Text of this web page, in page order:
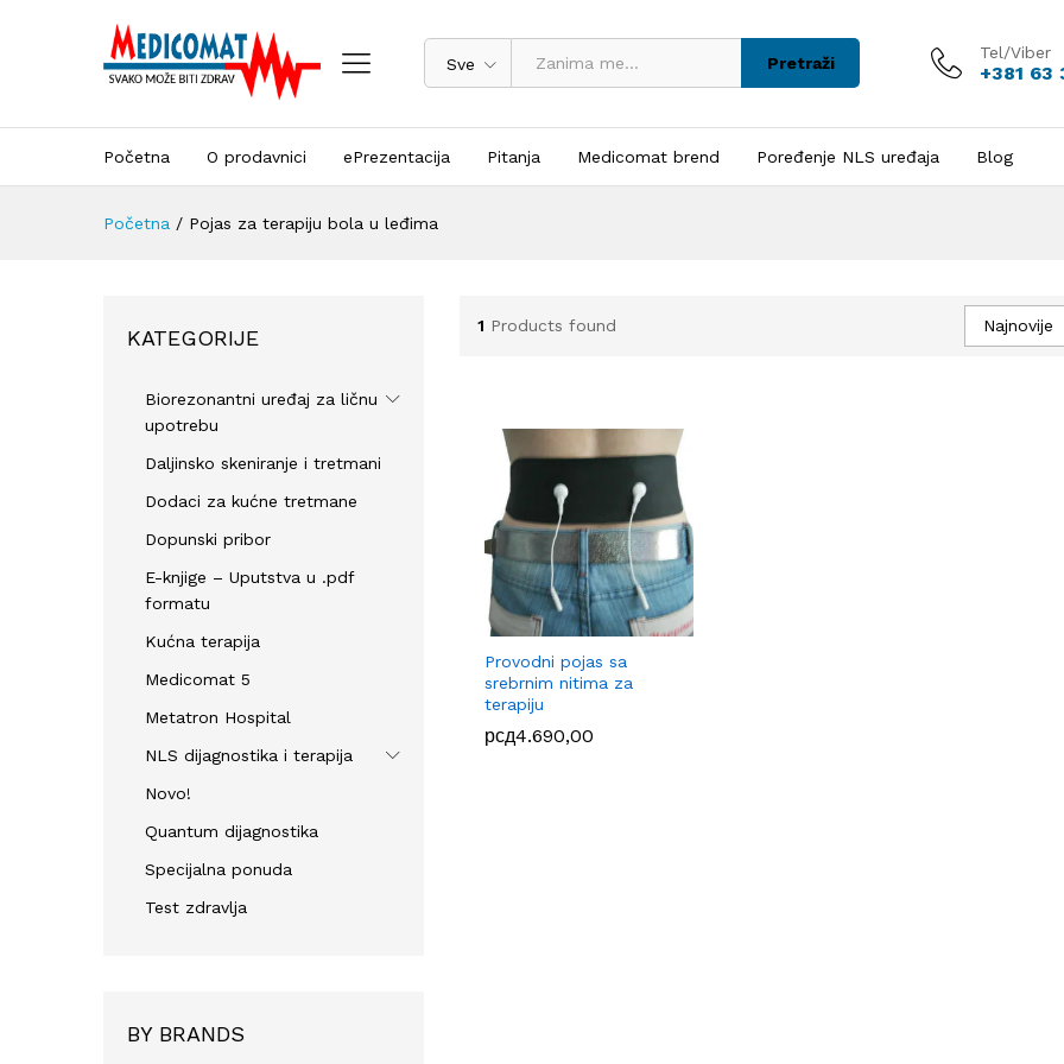
Sve Pretraži
Tel/Viber
+381 63
Početna O prodavnici ePrezentacija Pitanja Medicomat brend Poređenje NLS uređaja Blog
Početna / Pojas za terapiju bola u leđima
1 Products found Najnovije
Provodni pojas sa
srebrnim nitima za
terapiju
рсд4.690,00
рсд
KATEGORIJE
Biorezonantni uređaj za ličnu
upotrebu
Daljinsko skeniranje i tretmani
Dodaci za kućne tretmane
Dopunski pribor
E-knjige – Uputstva u .pdf
formatu
Kućna terapija
Medicomat 5
Metatron Hospital
NLS dijagnostika i terapija
Novo!
Quantum dijagnostika
Specijalna ponuda
Test zdravlja
BY BRANDS